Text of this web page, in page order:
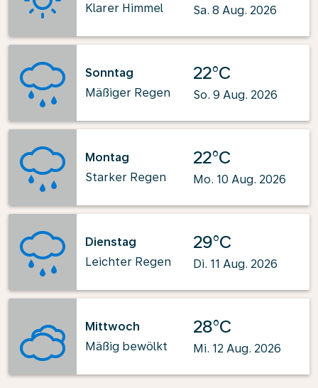
Klarer Himmel
Sa. 8 Aug. 2026
Sonntag
Mäßiger Regen
22°C
So. 9 Aug. 2026
Montag
Starker Regen
22°C
Mo. 10 Aug. 2026
Dienstag
Leichter Regen
29°C
Di. 11 Aug. 2026
Mittwoch
Mäßig bewölkt
28°C
Mi. 12 Aug. 2026